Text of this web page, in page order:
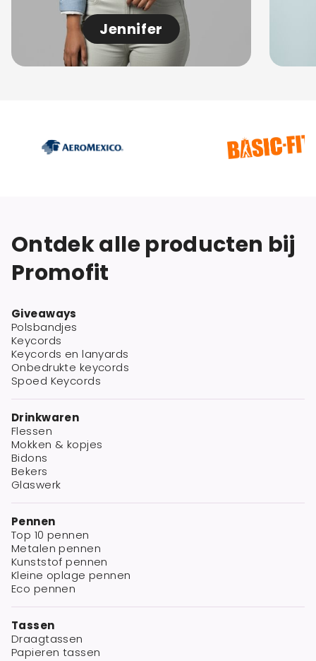
Jennifer
Ontdek alle producten bij
Promofit
Giveaways
Polsbandjes
Keycords
Keycords en lanyards
Onbedrukte keycords
Spoed Keycords
Drinkwaren
Flessen
Mokken & kopjes
Bidons
Bekers
Glaswerk
Pennen
Top 10 pennen
Metalen pennen
Kunststof pennen
Kleine oplage pennen
Eco pennen
Tassen
Draagtassen
Papieren tassen